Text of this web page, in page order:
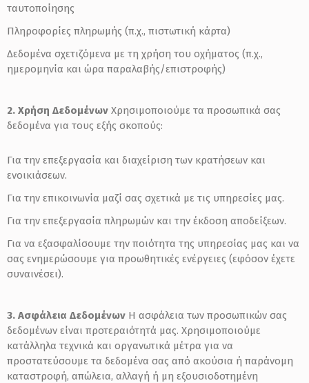
ταυτοποίησης
Πληροφορίες πληρωμής (π.χ., πιστωτική κάρτα)
Δεδομένα σχετιζόμενα με τη χρήση του οχήματος (π.χ.,
ημερομηνία και ώρα παραλαβής/επιστροφής)
2. Χρήση Δεδομένων Χρησιμοποιούμε τα προσωπικά σας
δεδομένα για τους εξής σκοπούς:
Για την επεξεργασία και διαχείριση των κρατήσεων και
ενοικιάσεων.
Για την επικοινωνία μαζί σας σχετικά με τις υπηρεσίες μας.
Για την επεξεργασία πληρωμών και την έκδοση αποδείξεων.
Για να εξασφαλίσουμε την ποιότητα της υπηρεσίας μας και να
σας ενημερώσουμε για προωθητικές ενέργειες (εφόσον έχετε
συναινέσει).
3. Ασφάλεια Δεδομένων Η ασφάλεια των προσωπικών σας
δεδομένων είναι προτεραιότητά μας. Χρησιμοποιούμε
κατάλληλα τεχνικά και οργανωτικά μέτρα για να
προστατεύσουμε τα δεδομένα σας από ακούσια ή παράνομη
καταστροφή, απώλεια, αλλαγή ή μη εξουσιοδοτημένη